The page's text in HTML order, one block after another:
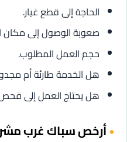
الحاجة إلى قطع غيار.
صعوبة الوصول إلى مكان
حجم العمل المطلوب.
هل الخدمة طارئة أم
هل يحتاج العمل إلى
أرخص سباك غرب